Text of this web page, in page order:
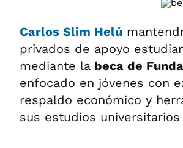
Carlos Slim Helú
privados de apoyo
mediante la beca de
enfocado en jóvenes con
respaldo económico y
sus estudios